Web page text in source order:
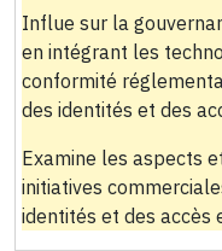
Influe sur la
en intégrant les
conformité
des identités et des
Examine les aspects
initiatives
identités et des accès